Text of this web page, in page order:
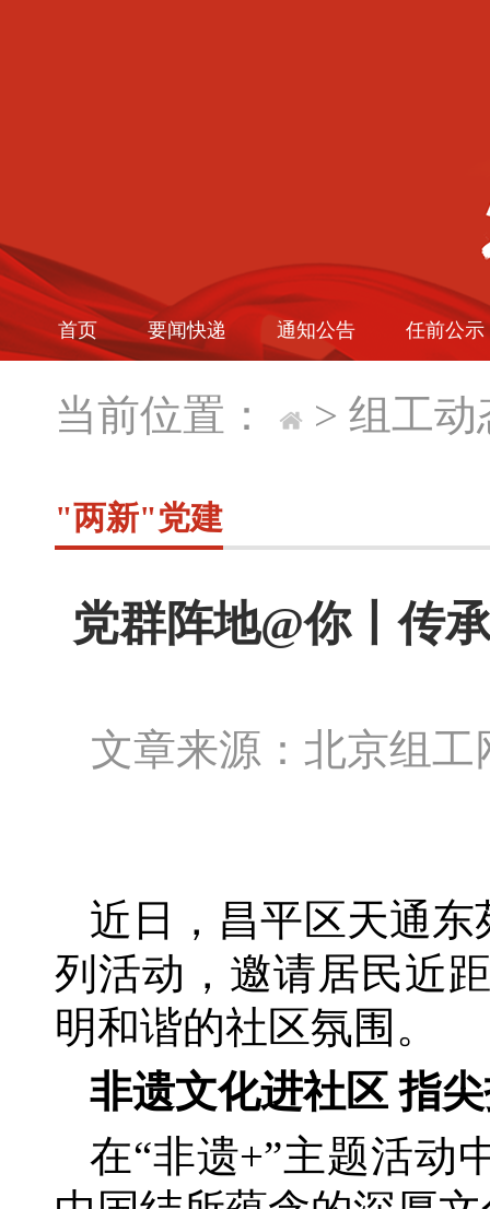
首页 要闻快递 通知公告 任前公示
当前位置： > 组工动
"两新"党建
党群阵地@你丨传
文章来源：北京
近日，昌平区天通
列活动，邀请居民近
明和谐的社区氛围。
非遗文化进社区 指
在“非遗+”主题活动